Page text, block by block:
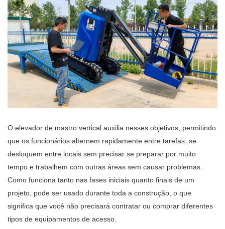
O elevador de mastro vertical auxilia nesses objetivos, permitindo
que os funcionários alternem rapidamente entre tarefas, se
desloquem entre locais sem precisar se preparar por muito
tempo e trabalhem com outras áreas sem causar problemas.
Como funciona tanto nas fases iniciais quanto finais de um
projeto, pode ser usado durante toda a construção, o que
significa que você não precisará contratar ou comprar diferentes
tipos de equipamentos de acesso.